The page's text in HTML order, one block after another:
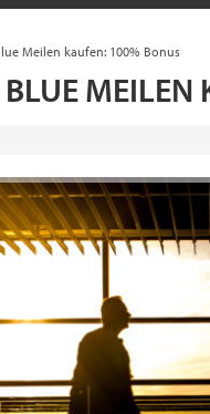
Meilen kaufen: 100% Bonus